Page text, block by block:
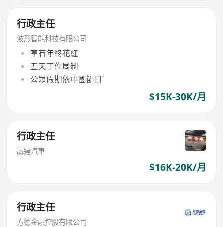
行政主任
波形智能科技有限公司
享有年終花紅
五天工作周制
公眾假期依中國節日
$15K-30K/月
行政主任
誠達汽車
$16K-20K/月
行政主任
方德金融控股有限公司